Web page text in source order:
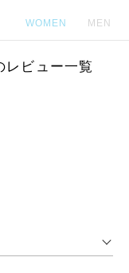
WOMEN MEN
レビュー一覧